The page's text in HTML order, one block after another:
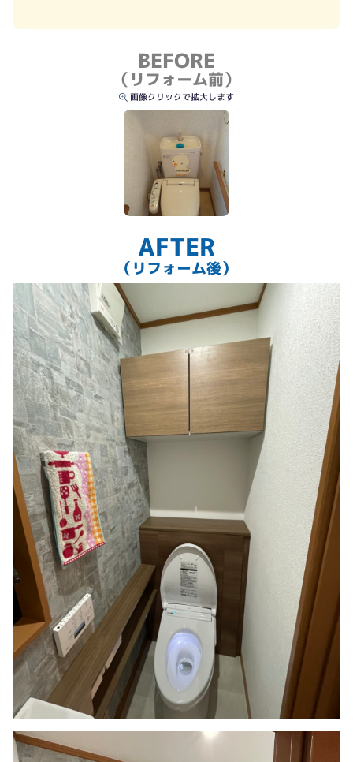
BEFORE
（リフォーム前）
画像クリックで拡大します
AFTER
（リフォーム後）